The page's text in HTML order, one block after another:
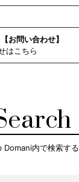
【お問い合わせ】
はこちら
Domani内で検索する